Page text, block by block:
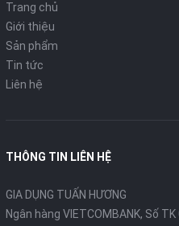
Trang chủ
Giới thiệu
Sản phẩm
Tin tức
Liên hệ
THÔNG TIN LIÊN HỆ
GIA DỤNG TUẤN HƯƠNG
Ngân hàng VIETCOMBANK, Số